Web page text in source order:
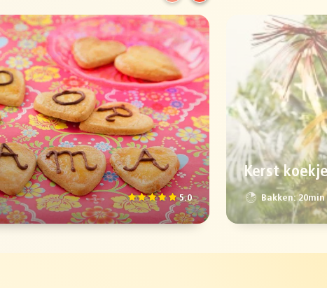
5.0
Kerst
Bakken: 20min